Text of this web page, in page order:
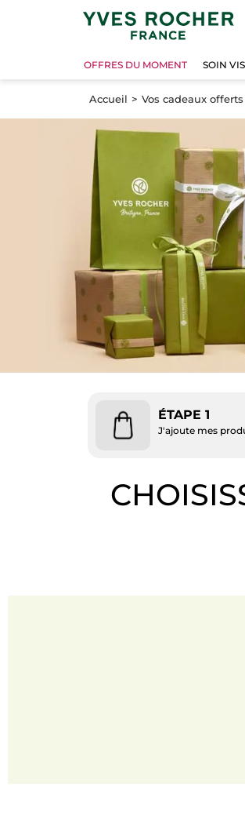
OFFRES DU MOMENT SOIN
Accueil Vos cadeaux
ÉTAPE 1
J'ajoute mes